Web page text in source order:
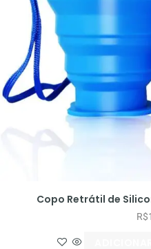
Copo Retrátil de
R$